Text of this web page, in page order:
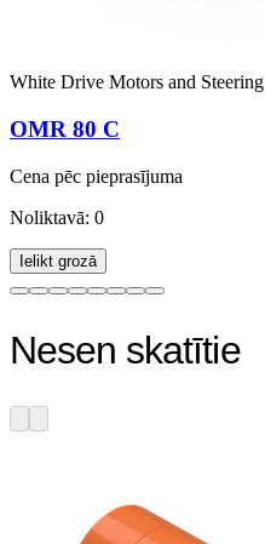
White Drive Motors and Steering
OMR 80 C
Cena pēc pieprasījuma
Noliktavā: 0
Ielikt grozā
Nesen skatītie